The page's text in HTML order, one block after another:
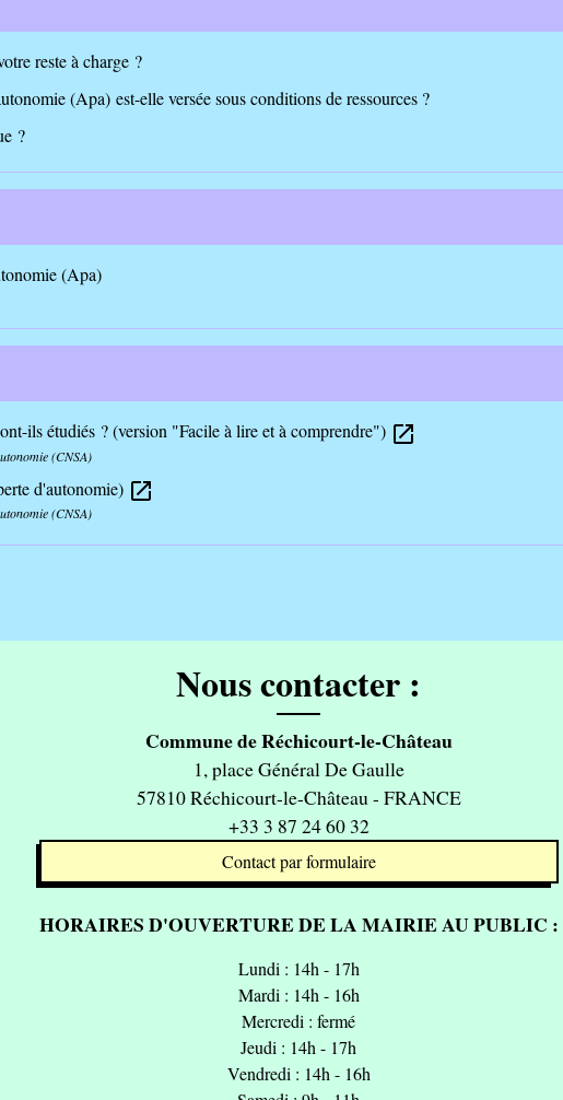
reste à charge ?
(Apa) est-elle versée sous conditions de ressources ?
?
(Apa)
ils étudiés ? (version "Facile à lire et à comprendre") open_in_new
(CNSA)
d'autonomie) open_in_new
(CNSA)
Nous contacter :
Commune de Réchicourt-le-Château
1, place Général De Gaulle
57810 Réchicourt-le-Château - FRANCE
+33 3 87 24 60 32
Contact par formulaire
HORAIRES D'OUVERTURE DE LA MAIRIE AU PUBLIC :
Lundi : 14h - 17h
Mardi : 14h - 16h
Mercredi : fermé
Jeudi : 14h - 17h
Vendredi : 14h - 16h